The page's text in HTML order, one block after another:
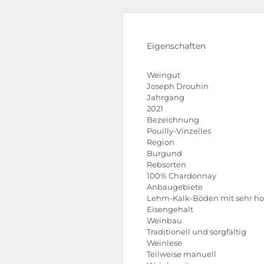
Eigenschaften
Weingut
Joseph Drouhin
Jahrgang
2021
Bezeichnung
Pouilly-Vinzelles
Region
Burgund
Rebsorten
100% Chardonnay
Anbaugebiete
Lehm-Kalk-Böden mit sehr
Eisengehalt
Weinbau
Traditionell und sorgfältig
Weinlese
Teilweise manuell